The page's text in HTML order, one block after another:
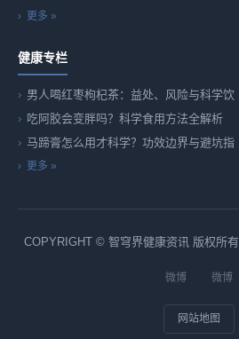
更多 »
健康专栏
男人喝红枣枸杞茶：益处、风险与科学饮
吃阿胶会变胖吗？科学食用方法全解析
马蹄膏怎么用才科学？功效边界与避坑指
更多 »
COPYRIGHT © 智穹界健康资讯 版权所有
微博 微博
网站地图